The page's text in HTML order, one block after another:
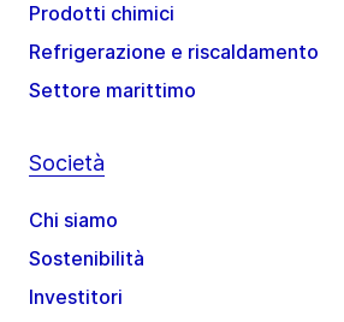
Prodotti chimici
Refrigerazione e riscaldamento
Settore marittimo
Società
Chi siamo
Sostenibilità
Investitori